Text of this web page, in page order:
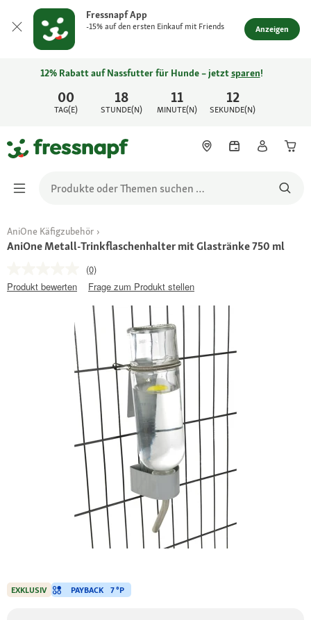
Fressnapf App
-15% auf den ersten Einkauf mit Friends Anzeigen
00
TAG(E)
18
STUNDE(N)
11
MINUTE(N)
12
SEKUNDE(N)
12% Rabatt auf Nassfutter für Hunde – jetztsparen!
AniOne Käfigzubehör
AniOne Metall-Trinkflaschenhalter mit Glastränke 750 ml
(0)
Produkt bewerten
Frage zum Produkt stellen
EXKLUSIV PAYBACK 7 °P